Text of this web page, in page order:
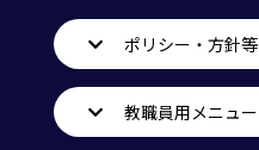
ポリシー・方針等
教職員用メニュー